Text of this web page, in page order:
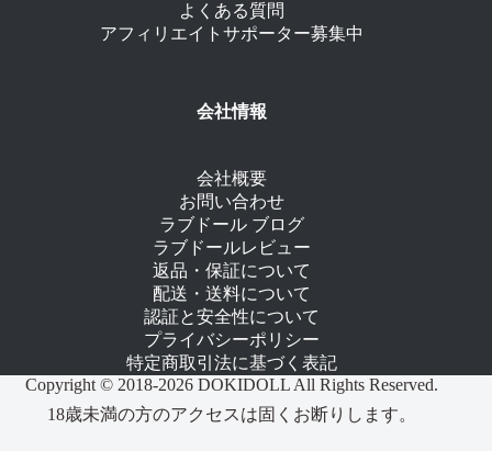
よくある質問
アフィリエイトサポーター募集中
会社情報
会社概要
お問い合わせ
ラブドール ブログ
ラブドールレビュー
返品・保証について
配送・送料について
認証と安全性について
プライバシーポリシー
特定商取引法に基づく表記
Copyright © 2018-2026 DOKIDOLL All Rights Reserved.
18歳未満の方のアクセスは固くお断りします。